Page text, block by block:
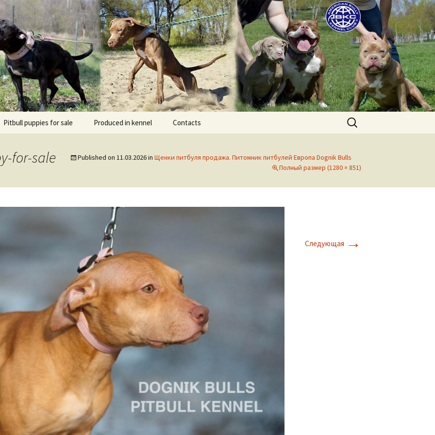
BULLS Europe. ADBA registered. APBT puppies for sale. Worldwide shipping
Pitbull puppies for sale Produced in kennel Contacts
Найти:
for-sale Published on 11.03.2026in Щенки питбуля продажа. Питомник питбулей Европа Dognik Bulls
Полный размер (1280 × 851)
Следующая →